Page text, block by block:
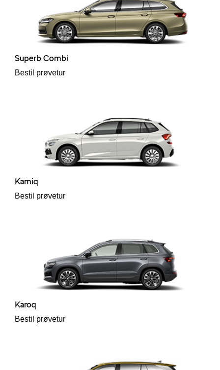
Superb Combi
Bestil prøvetur
Kamiq
Bestil prøvetur
Karoq
Bestil prøvetur